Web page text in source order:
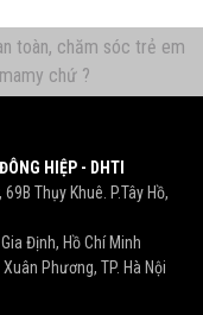
toàn, chăm sóc trẻ em
chứ ?
HIỆP - DHTI
Thụy Khuê. P.Tây Hồ,
Định, Hồ Chí Minh
Phương, TP. Hà Nội